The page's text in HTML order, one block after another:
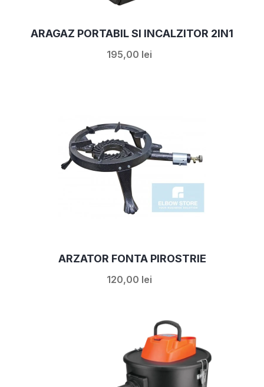
ARAGAZ PORTABIL SI INCALZITOR 2IN1
195,00 lei
ARZATOR FONTA PIROSTRIE
120,00 lei